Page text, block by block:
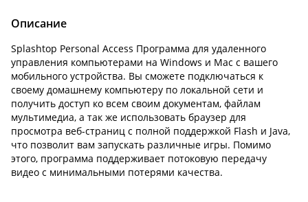
Описание
Splashtop Personal Access Программа для удаленного
управления компьютерами на Windows и Mac с вашего
мобильного устройства. Вы сможете подключаться к
своему домашнему компьютеру по локальной сети и
получить доступ ко всем своим документам, файлам
мультимедиа, а так же использовать браузер для
просмотра веб-страниц с полной поддержкой Flash и Java,
что позволит вам запускать различные игры. Помимо
этого, программа поддерживает потоковую передачу
видео с минимальными потерями качества.